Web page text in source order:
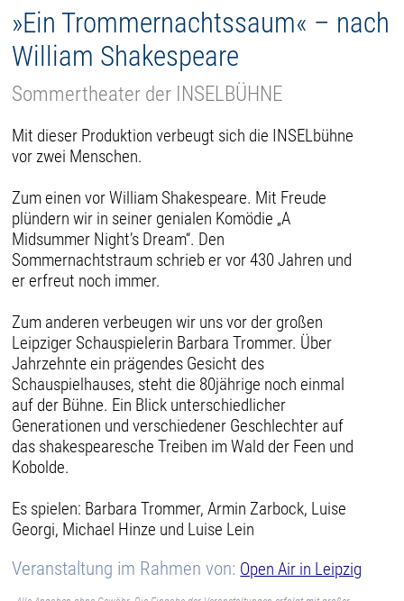
»Ein Trommernachtssaum« – nach
William Shakespeare
Sommertheater der INSELBÜHNE
Mit dieser Produktion verbeugt sich die INSELbühne
vor zwei Menschen.
Zum einen vor William Shakespeare. Mit Freude
plündern wir in seiner genialen Komödie „A
Midsummer Night’s Dream“. Den
Sommernachtstraum schrieb er vor 430 Jahren und
er erfreut noch immer.
Zum anderen verbeugen wir uns vor der großen
Leipziger Schauspielerin Barbara Trommer. Über
Jahrzehnte ein prägendes Gesicht des
Schauspielhauses, steht die 80jährige noch einmal
auf der Bühne. Ein Blick unterschiedlicher
Generationen und verschiedener Geschlechter auf
das shakespearesche Treiben im Wald der Feen und
Kobolde.
Es spielen: Barbara Trommer, Armin Zarbock, Luise
Georgi, Michael Hinze und Luise Lein
Veranstaltung im Rahmen von: Open Air in Leipzig